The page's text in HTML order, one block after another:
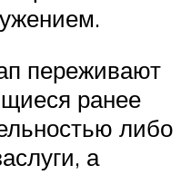
переживают
ранее
либо
а